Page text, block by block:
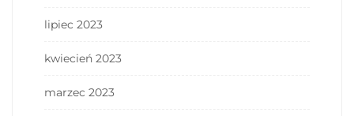
lipiec 2023
kwiecień 2023
marzec 2023